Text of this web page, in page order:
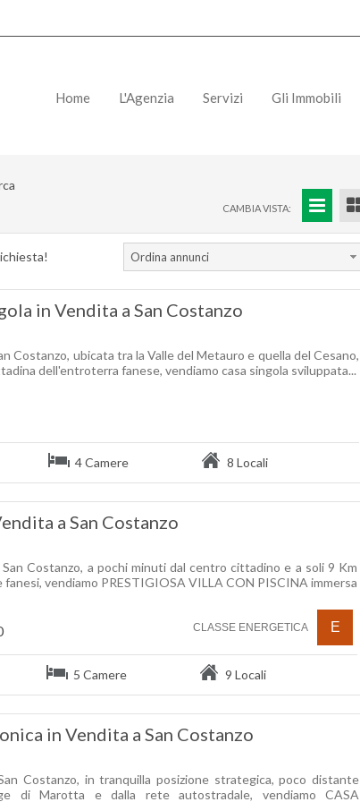
Home L'Agenzia Servizi Gli Immobili
CAMBIA VISTA:
Ordina annunci
in Vendita a San Costanzo
Costanzo, ubicata tra la Valle del Metauro e quella del Cesano,
dell'entroterra fanese, vendiamo casa singola sviluppata...
4 Camere 8 Locali
a San Costanzo
San Costanzo, a pochi minuti dal centro cittadino e a soli 9 Km
fanesi, vendiamo PRESTIGIOSA VILLA CON PISCINA immersa
CLASSE ENERGETICA E
5 Camere 9 Locali
in Vendita a San Costanzo
Costanzo, in tranquilla posizione strategica, poco distante
di Marotta e dalla rete autostradale, vendiamo CASA